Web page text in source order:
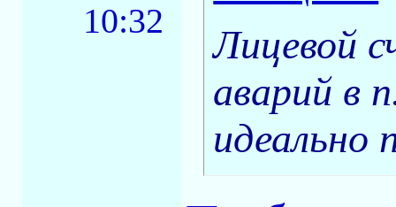
10:32
Лицевой
аварий в
идеально